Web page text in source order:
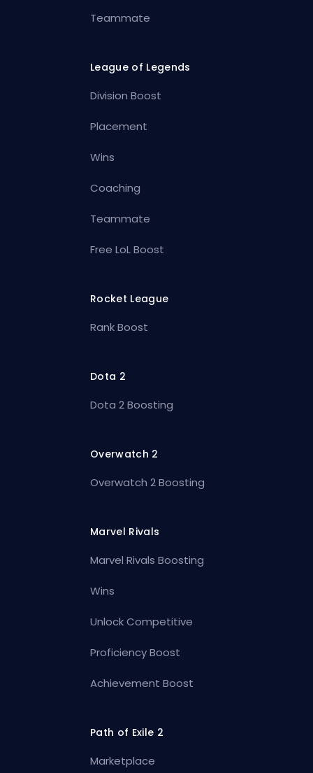
Teammate
League of Legends
Division Boost
Placement
Wins
Coaching
Teammate
Free LoL Boost
Rocket League
Rank Boost
Dota 2
Dota 2 Boosting
Overwatch 2
Overwatch 2 Boosting
Marvel Rivals
Marvel Rivals Boosting
Wins
Unlock Competitive
Proficiency Boost
Achievement Boost
Path of Exile 2
Marketplace